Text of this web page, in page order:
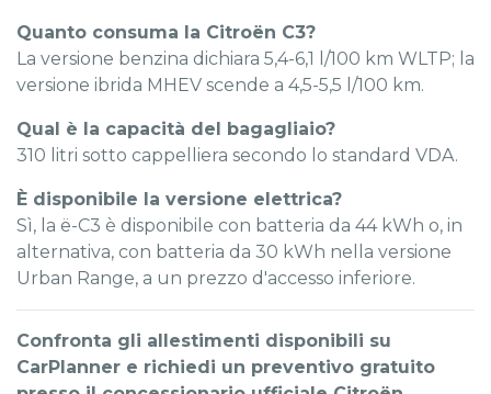
Quanto consuma la Citroën C3?
La versione benzina dichiara 5,4-6,1 l/100 km WLTP; la
versione ibrida MHEV scende a 4,5-5,5 l/100 km.
Qual è la capacità del bagagliaio?
310 litri sotto cappelliera secondo lo standard VDA.
È disponibile la versione elettrica?
Sì, la ë-C3 è disponibile con batteria da 44 kWh o, in
alternativa, con batteria da 30 kWh nella versione
Urban Range, a un prezzo d'accesso inferiore.
Confronta gli allestimenti disponibili su
CarPlanner e richiedi un preventivo gratuito